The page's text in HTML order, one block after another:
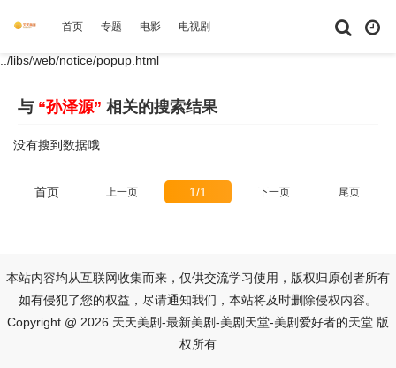
首页 专题 电影 电视剧 短剧大全 体育
../libs/web/notice/popup.html
与 “孙泽源” 相关的搜索结果
没有搜到数据哦
首页 上一页 1/1 下一页 尾页
本站内容均从互联网收集而来，仅供交流学习使用，版权归原创者所有
如有侵犯了您的权益，尽请通知我们，本站将及时删除侵权内容。
Copyright @ 2026 天天美剧-最新美剧-美剧天堂-美剧爱好者的天堂 版
权所有